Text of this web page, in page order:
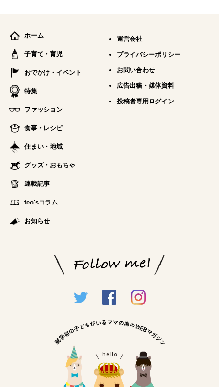
ホーム
子育て・育児
おでかけ・イベント
特集
ファッション
食事・レシピ
住まい・地域
グッズ・おもちゃ
連載記事
teo'sコラム
お知らせ
運営会社
プライバシーポリシー
お問い合わせ
広告出稿・媒体資料
投稿者専用ログイン